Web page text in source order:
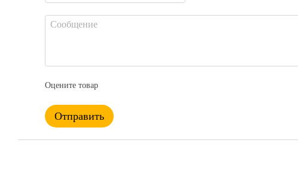
Оцените товар
Отправить